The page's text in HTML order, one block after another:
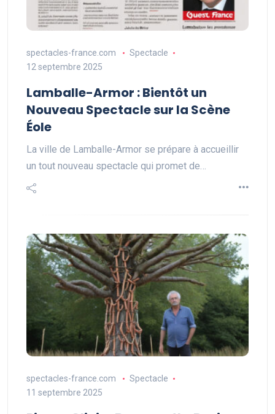
spectacles-france.com
Spectacle
12 septembre 2025
Lamballe-Armor : Bientôt un
Nouveau Spectacle sur la Scène
Éole
La ville de Lamballe-Armor se prépare à accueillir
un tout nouveau spectacle qui promet de…
spectacles-france.com
Spectacle
11 septembre 2025